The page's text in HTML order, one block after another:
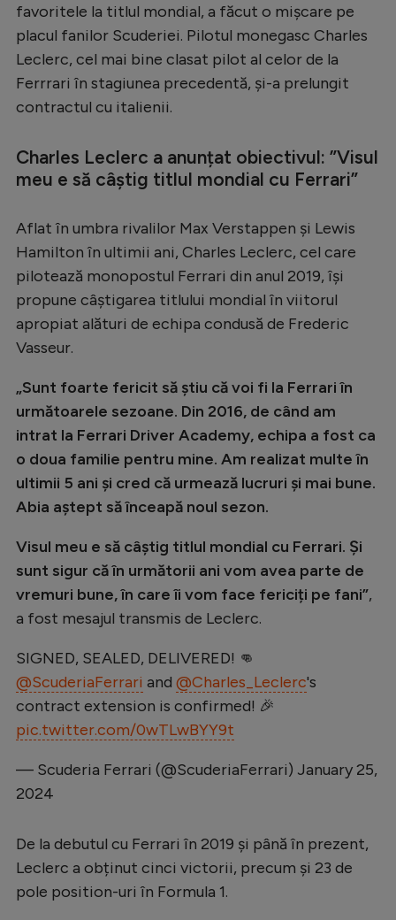
Serie A
Bundesliga
Ligue 1
Campionate
EURO 2024
Clasamente
Tenis
Natație
Formula 1
Gimnastică
Auto
Ciclism
Alte sporturi
JO 2024
JO 2026
Intră în cont
favoritele la titlul mondial, a făcut o mișcare pe
placul fanilor Scuderiei. Pilotul monegasc Charles
Leclerc, cel mai bine clasat pilot al celor de la
Ferrrari în stagiunea precedentă, și-a prelungit
contractul cu italienii.
Charles Leclerc a anunțat obiectivul: ”Visul
meu e să câștig titlul mondial cu Ferrari”
Aflat în umbra rivalilor Max Verstappen și Lewis
Hamilton în ultimii ani, Charles Leclerc, cel care
pilotează monopostul Ferrari din anul 2019, își
propune câștigarea titlului mondial în viitorul
apropiat alături de echipa condusă de Frederic
Vasseur.
„Sunt foarte fericit să știu că voi fi la Ferrari în
următoarele sezoane. Din 2016, de când am
intrat la Ferrari Driver Academy, echipa a fost ca
o doua familie pentru mine. Am realizat multe în
ultimii 5 ani și cred că urmează lucruri și mai bune.
Abia aștept să înceapă noul sezon.
Visul meu e să câștig titlul mondial cu Ferrari. Și
sunt sigur că în următorii ani vom avea parte de
vremuri bune, în care îi vom face fericiți pe fani”,
a fost mesajul transmis de Leclerc.
SIGNED, SEALED, DELIVERED! 👊
@ScuderiaFerrari and @Charles_Leclerc's
contract extension is confirmed! 🎉
pic.twitter.com/0wTLwBYY9t
— Scuderia Ferrari (@ScuderiaFerrari) January 25,
2024
De la debutul cu Ferrari în 2019 și până în prezent,
Leclerc a obținut cinci victorii, precum şi 23 de
pole position-uri în Formula 1.